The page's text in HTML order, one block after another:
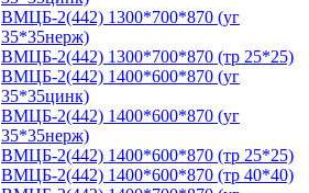
ВМЦБ-2(442) 1300*700*870 (уг
35*35нерж)
ВМЦБ-2(442) 1300*700*870 (тр 25*25)
ВМЦБ-2(442) 1400*600*870 (уг
35*35цинк)
ВМЦБ-2(442) 1400*600*870 (уг
35*35нерж)
ВМЦБ-2(442) 1400*600*870 (тр 25*25)
ВМЦБ-2(442) 1400*600*870 (тр 40*40)